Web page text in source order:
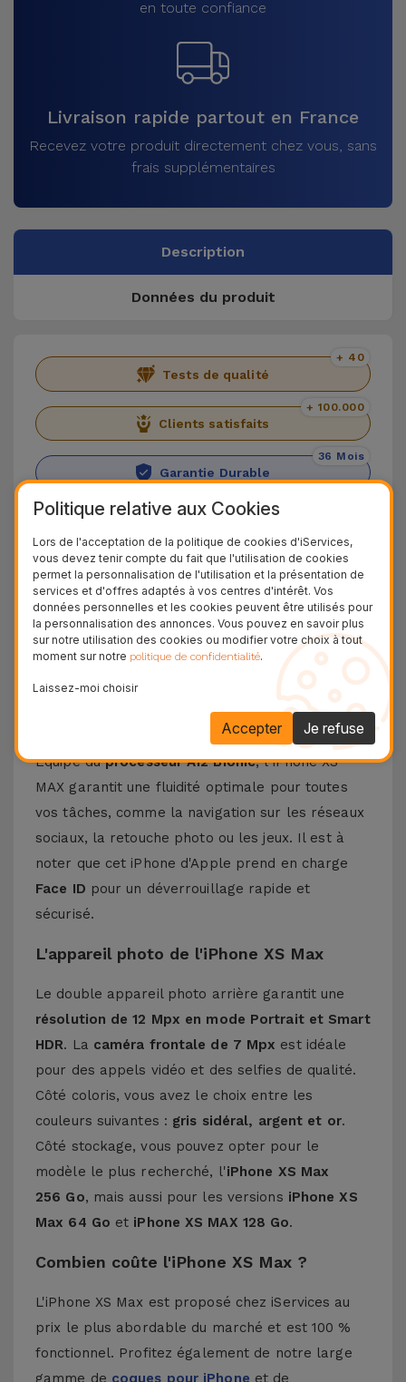
en toute confiance
Livraison rapide partout en France
Recevez votre produit directement chez vous, sans
frais supplémentaires
Description
Données du produit
Tests de qualité
+ 40
Clients satisfaits
+ 100.000
Garantie Durable
36 Mois
Découvrez l'iPhone XS Max
Découvrez l'iPhone XS Max, le modèle haut de
gamme d'Apple en 2018. Doté d'unécran OLED
Super Retina de 6,5 pouces, il est idéal pour
ceux qui souhaitent visionner leurs contenus
préférés avec des couleurs vives et une clarté
Équipé duprocesseur A12 Bionic, l'iPhone XS
MAX garantit une fluidité optimale pour toutes
vos tâches, comme la navigation sur les réseaux
sociaux, la retouche photo ou les jeux. Il est à
noter que cet iPhone d'Apple prend en charge
Face ID pour un déverrouillage rapide et
sécurisé.
L'appareil photo de l'iPhone XS Max
Le double appareil photo arrière garantit une
résolution de 12 Mpx en mode Portrait et Smart
HDR. La caméra frontale de 7 Mpx est idéale
pour des appels vidéo et des selfies de qualité.
Côté coloris, vous avez le choix entre les
couleurs suivantes : gris sidéral, argent et or.
Côté stockage, vous pouvez opter pour le
modèle le plus recherché, l'iPhone XS Max
256 Go, mais aussi pour les versions iPhone XS
Max 64 Go et iPhone XS MAX 128 Go.
Combien coûte l'iPhone XS Max ?
L'iPhone XS Max est proposé chez iServices au
prix le plus abordable du marché et est 100 %
fonctionnel. Profitez également de notre large
gamme de coques pour iPhone et de
Politique relative aux Cookies
Lors de l'acceptation de la politique de cookies d'iServices,
vous devez tenir compte du fait que l'utilisation de cookies
permet la personnalisation de l'utilisation et la présentation de
services et d'offres adaptés à vos centres d'intérêt. Vos
données personnelles et les cookies peuvent être utilisés pour
la personnalisation des annonces. Vous pouvez en savoir plus
sur notre utilisation des cookies ou modifier votre choix à tout
moment sur notre politique de confidentialité.
Laissez-moi choisir
Je refuse
Accepter